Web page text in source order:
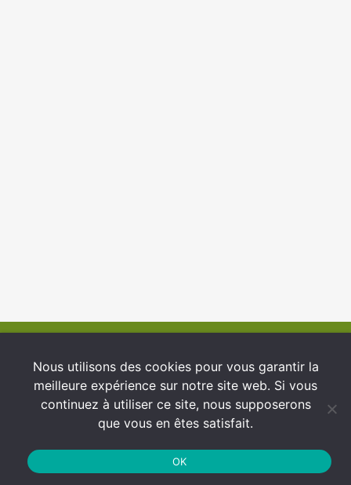
Nous utilisons des cookies pour vous garantir la
meilleure expérience sur notre site web. Si vous
continuez à utiliser ce site, nous supposerons
que vous en êtes satisfait.
OK
Conditions générales d’utilisation
Protection des Données